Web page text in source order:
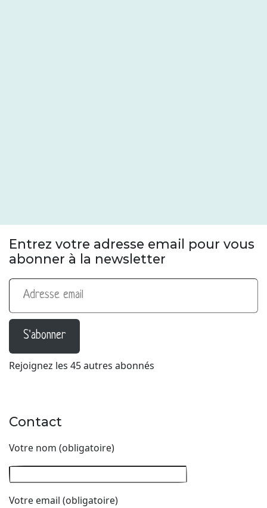
Entrez votre adresse email pour vous
abonner à la newsletter
Adresse email
S'abonner
Rejoignez les 45 autres abonnés
Contact
Votre nom (obligatoire)
Votre email (obligatoire)